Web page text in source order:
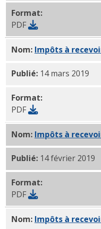
Format:
PDF
Nom: Impôts à
Publié: 14 mars 2019
Format:
PDF
Nom: Impôts à
Publié: 14 février 2019
Format:
PDF
Nom: Impôts à